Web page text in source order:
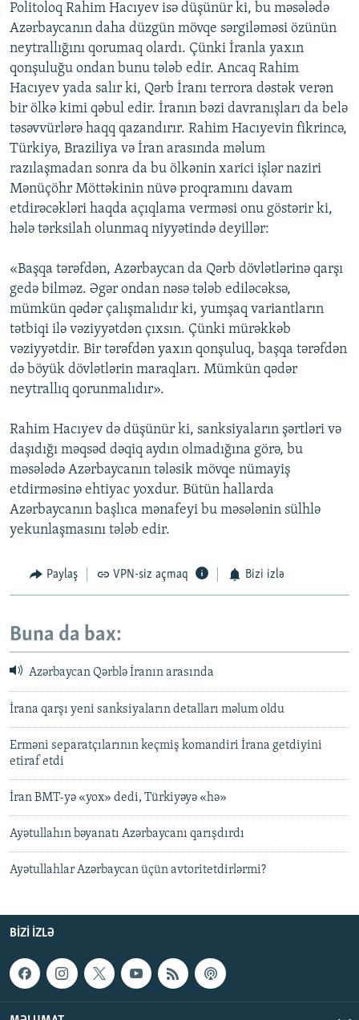
Politoloq Rahim Hacıyev isə düşünür ki, bu məsələdə
Azərbaycanın daha düzgün mövqe sərgiləməsi özünün
neytrallığını qorumaq olardı. Çünki İranla yaxın
qonşuluğu ondan bunu tələb edir. Ancaq Rahim
Hacıyev yada salır ki, Qərb İranı terrora dəstək verən
bir ölkə kimi qəbul edir. İranın bəzi davranışları da belə
təsəvvürlərə haqq qazandırır. Rahim Hacıyevin fikrincə,
Türkiyə, Braziliya və İran arasında məlum
razılaşmadan sonra da bu ölkənin xarici işlər naziri
Mənüçöhr Möttəkinin nüvə proqramını davam
etdirəcəkləri haqda açıqlama verməsi onu göstərir ki,
hələ tərksilah olunmaq niyyətində deyillər:
«Başqa tərəfdən, Azərbaycan da Qərb dövlətlərinə qarşı
gedə bilməz. Əgər ondan nəsə tələb ediləcəksə,
mümkün qədər çalışmalıdır ki, yumşaq variantların
tətbiqi ilə vəziyyətdən çıxsın. Çünki mürəkkəb
vəziyyətdir. Bir tərəfdən yaxın qonşuluq, başqa tərəfdən
də böyük dövlətlərin maraqları. Mümkün qədər
neytrallıq qorunmalıdır».
Rahim Hacıyev də düşünür ki, sanksiyaların şərtləri və
daşıdığı məqsəd dəqiq aydın olmadığına görə, bu
məsələdə Azərbaycanın tələsik mövqe nümayiş
etdirməsinə ehtiyac yoxdur. Bütün hallarda
Azərbaycanın başlıca mənafeyi bu məsələnin sülhlə
yekunlaşmasını tələb edir.
Paylaş VPN-siz açmaq Bizi izlə
Buna da bax:
Azərbaycan Qərblə İranın arasında
İrana qarşı yeni sanksiyaların detalları məlum oldu
Erməni separatçılarının keçmiş komandiri İrana getdiyini
etiraf etdi
İran BMT-yə «yox» dedi, Türkiyəyə «hə»
Ayətullahın bəyanatı Azərbaycanı qarışdırdı
Ayətullahlar Azərbaycan üçün avtoritetdirlərmi?
BIZI IZLƏ